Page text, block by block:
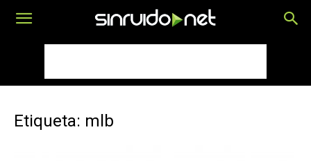
Etiqueta: mlb